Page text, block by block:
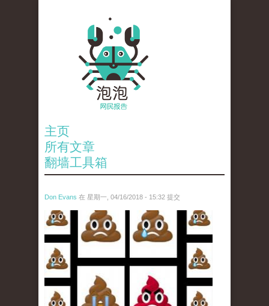
主页
所有文章
翻墙工具箱
Don Evans 在 星期一, 04/16/2018 - 15:32 提交
wechatimg1053.jpeg